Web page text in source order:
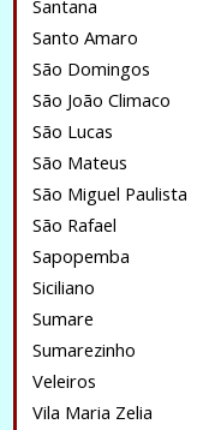
Santana
Santo Amaro
São Domingos
São João Climaco
São Lucas
São Mateus
São Miguel Paulista
São Rafael
Sapopemba
Siciliano
Sumare
Sumarezinho
Veleiros
Vila Maria Zelia